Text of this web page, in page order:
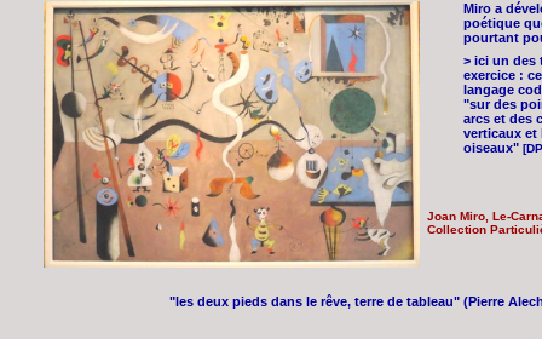
Miro a
poétique
pourtant
> ici un des
exercice :
langage
"sur des
arcs et des
verticaux et
oiseaux"
Joan Miro, Le-
Collection
"les deux pieds dans le rêve, terre de tableau" (Pierre